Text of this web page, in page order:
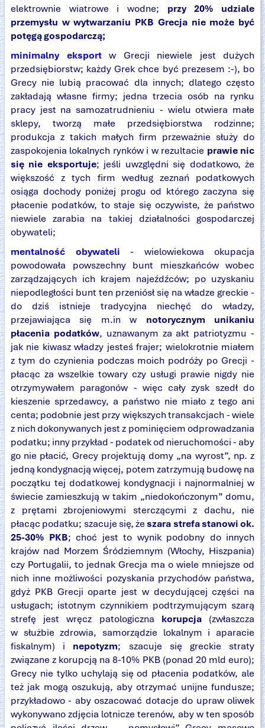
elektrownie wiatrowe i wodne; przy 20% udziale
przemysłu w wytwarzaniu PKB Grecja nie może być
potęgą gospodarczą;
minimalny eksportw Grecji niewiele jest dużych
przedsiębiorstw; każdy Grek chce być prezesem :-), bo
Grecy nie lubią pracować dla innych; dlatego często
zakładają własne firmy; jedna trzecia osób na rynku
pracy jest na samozatrudnieniu - wielu otwiera małe
sklepy, tworzą małe przedsiębiorstwa rodzinne;
produkcja z takich małych firm przeważnie służy do
zaspokojenia lokalnych rynków i w rezultacie prawie nic
się nie eksportuje; jeśli uwzględni się dodatkowo, że
większość z tych firm według zeznań podatkowych
osiąga dochody poniżej progu od którego zaczyna się
płacenie podatków, to staje się oczywiste, że państwo
niewiele zarabia na takiej działalności gospodarczej
obywateli;
mentalność obywateli - wielowiekowa okupacja
powodowała powszechny bunt mieszkańców wobec
zarządzających ich krajem najeźdźców; po uzyskaniu
niepodległości bunt ten przeniósł się na władze greckie -
do dziś istnieje tradycyjna niechęć do władzy,
przejawiająca się m.in w notorycznym unikaniu
płacenia podatków, uznawanym za akt patriotyzmu -
jak nie kiwasz władzy jesteś frajer; wielokrotnie miałem
z tym do czynienia podczas moich podróży po Grecji -
płacąc za wszelkie towary czy usługi prawie nigdy nie
otrzymywałem paragonów - więc cały zysk szedł do
kieszenie sprzedawcy, a państwo nie miało z tego ani
centa; podobnie jest przy większych transakcjach - wiele
z nich dokonywanych jest z pominięciem odprowadzania
podatku; inny przykład - podatek od nieruchomości - aby
go nie płacić, Grecy projektują domy „na wyrost”, np. z
jedną kondygnacją więcej, potem zatrzymują budowę na
początku tej dodatkowej kondygnacji i najnormalniej w
świecie zamieszkują w takim „niedokończonym” domu,
z prętami zbrojeniowymi sterczącymi z dachu, nie
płacąc podatku; szacuje się, że szara strefa stanowi ok.
25-30% PKB; choć jest to wynik podobny do innych
krajów nad Morzem Śródziemnym (Włochy, Hiszpania)
czy Portugalii, to jednak Grecja ma o wiele mniejsze od
nich inne możliwości pozyskania przychodów państwa,
gdyż PKB Grecji oparte jest w decydującej części na
usługach; istotnym czynnikiem podtrzymującym szarą
strefę jest wręcz patologiczna korupcja(zwłaszcza
w służbie zdrowia, samorządzie lokalnym i aparacie
fiskalnym) i nepotyzm; szacuje się greckie straty
związane z korupcją na 8-10% PKB (ponad 20 mld euro);
Grecy nie tylko uchylają się od płacenia podatków, ale
też jak mogą oszukują, aby otrzymać unijne fundusze;
przykładowo - aby oszacować dotacje do upraw oliwek
wykonywano zdjęcia lotnicze terenów, aby w ten sposób